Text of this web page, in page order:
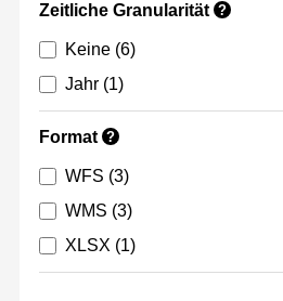
Zeitliche Granularität ?
Keine (6)
Jahr (1)
Format ?
WFS (3)
WMS (3)
XLSX (1)